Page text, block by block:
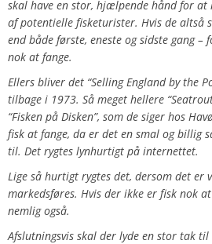
skal have en stor, hjælpende hånd for at
af potentielle fisketurister. Hvis de altså
end både første, eneste og sidste gang
nok at fange.
Ellers bliver det “Selling England by the
tilbage i 1973. Så meget hellere
“Fisken på Disken”, som de siger hos
fisk at fange, da er det en smal og billig
til. Det rygtes lynhurtigt på internettet.
Lige så hurtigt rygtes det, dersom det er
markedsføres. Hvis der ikke er fisk nok at
nemlig også.
Afslutningsvis skal der lyde en stor tak